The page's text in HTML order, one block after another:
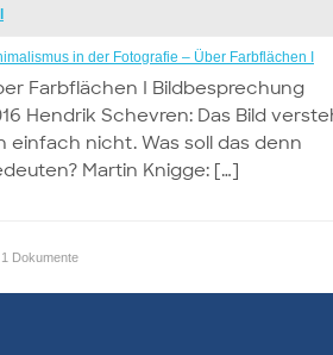
in der Fotografie – Über Farbflächen I
Farbflächen I Bildbesprechung
Hendrik Schevren: Das Bild
einfach nicht. Was soll das denn
Martin Knigge: […]
Dokumente